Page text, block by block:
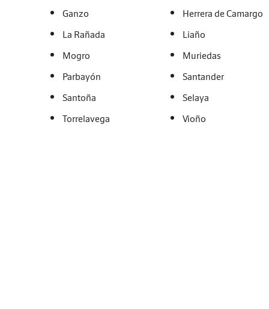
Ganzo
Herrera de Camargo
La Rañada
Liaño
Mogro
Muriedas
Parbayón
Santander
Santoña
Selaya
Torrelavega
Vioño